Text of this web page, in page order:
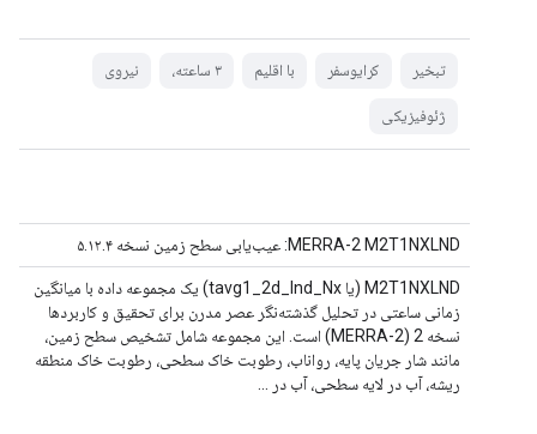
تبخیر کرایوسفر با اقلیم ۳ ساعته، نیروی
ژئوفیزیکی
MERRA-2 M2T1NXLND: عیب‌یابی سطح زمین نسخه ۵.۱۲.۴
M2T1NXLND (یا tavg1_2d_lnd_Nx) یک مجموعه داده با میانگین
زمانی ساعتی در تحلیل گذشته‌نگر عصر مدرن برای تحقیق و کاربردها
نسخه 2 (MERRA-2) است. این مجموعه شامل تشخیص سطح زمین،
مانند شار جریان پایه، رواناب، رطوبت خاک سطحی، رطوبت خاک منطقه
ریشه، آب در لایه سطحی، آب در ...